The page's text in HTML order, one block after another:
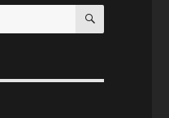
搜